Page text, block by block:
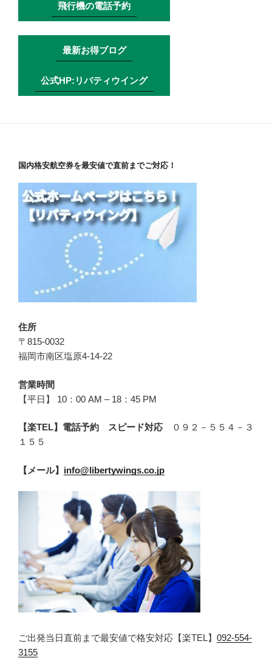
飛行機の電話予約
最新お得ブログ
公式HP:リバティウイング
国内格安航空券を最安値で直前までご対応！
住所
〒815-0032
福岡市南区塩原4-14-22
営業時間
【平日】 10：00 AM – 18：45 PM
【楽TEL】電話予約 スピード対応
０９２－５５４－３
１５５
【メール】 info@libertywings.co.jp
ご出発当日直前まで最安値で格安対応【楽TEL】 092-554-
3155